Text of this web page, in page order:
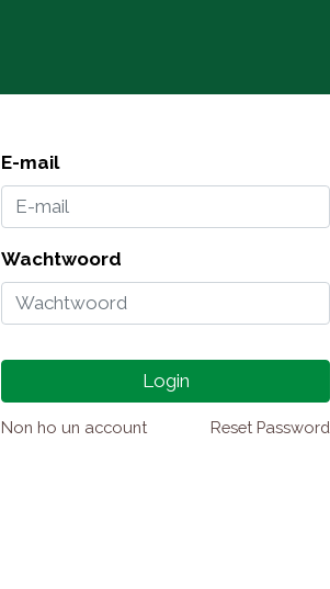
E-mail
Wachtwoord
Login
Non ho un account Reset Password